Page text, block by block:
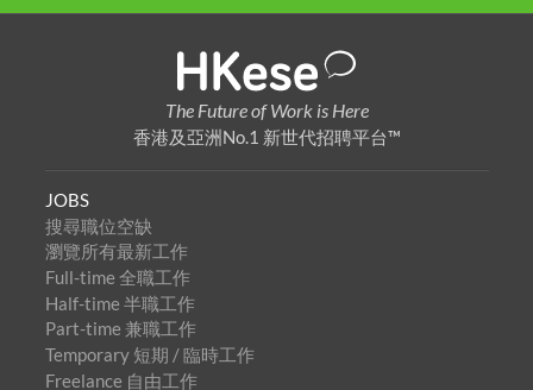
The Future of Work is Here
香港及亞洲No.1 新世代招聘平台™
JOBS
搜尋職位空缺
瀏覽所有最新工作
Full-time 全職工作
Half-time 半職工作
Part-time 兼職工作
Temporary 短期 / 臨時工作
Freelance 自由工作